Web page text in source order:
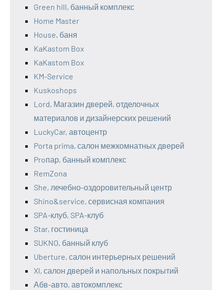
Green hill, банный комплекс
Home Master
House, баня
KaKastom Box
KaKastom Box
KM-Service
Kuskoshops
Lord, Магазин дверей, отделочных
материалов и дизайнерских решений
LuckyCar, автоцентр
Porta prima, салон межкомнатных дверей
Proпар, банный комплекс
RemZona
She, лечебно-оздоровительный центр
Shino&service, сервисная компания
SPA-клуб, SPA-клуб
Star, гостиница
SUKNO, банный клуб
Uberture, салон интерьерных решений
Xl, салон дверей и напольных покрытий
Абв-авто, автокомплекс